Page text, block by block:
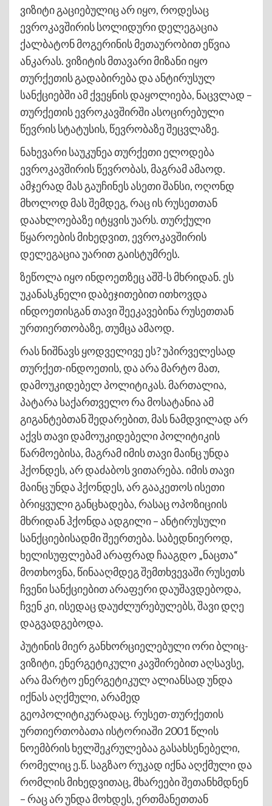
ვიზიტი გაციებულიც არ იყო, როდესაც
ევროკავშირის სოლიდური დელეგაცია
ქალბატონ მოგერინის მეთაურობით ეწვია
ანკარას. ვიზიტის მთავარი მიზანი იყო
თურქეთის გადაბირება და ანტირუსულ
სანქციებში ამ ქვეყნის დაყოლიება, ნაცვლად –
თურქეთის ევროკავშირში ასოცირებული
წევრის სტატუსის, წევრობაზე შეცვლაზე.
ნახევარი საუკუნეა თურქეთი ელოდება
ევროკავშირის წევრობას, მაგრამ ამაოდ.
ამჯერად მას გაუჩინეს ასეთი შანსი, ოღონდ
მხოლოდ მას შემდეგ, რაც ის რუსეთთან
დაახლოებაზე იტყვის უარს. თურქული
წყაროების მიხედვით, ევროკავშირის
დელეგაცია უარით გაისტუმრეს.
ზეწოლა იყო ინდოეთზეც აშშ-ს მხრიდან. ეს
უკანასკნელი დაბეჯითებით ითხოვდა
ინდოეთისგან თავი შეეკავებინა რუსეთთან
ურთიერთობაზე, თუმცა ამაოდ.
რას ნიშნავს ყოდველივე ეს? უპირველესად
თურქეთ-ინდოეთის, და არა მარტო მათ,
დამოუკიდებელ პოლიტიკას. მართალია,
პატარა საქართველო რა მოსატანია ამ
გიგანტებთან შედარებით, მას ნამდვილად არ
აქვს თავი დამოუკიდებელი პოლიტიკის
წარმოებისა, მაგრამ იმის თავი მაინც უნდა
ჰქონდეს, არ დაძაბოს ვითარება. იმის თავი
მაინც უნდა ჰქონდეს, არ გააკეთოს ისეთი
ბრიყვული განცხადება, რასაც ოპოზიციის
მხრიდან ჰქონდა ადგილი – ანტირუსული
სანქციებისადმი შეერთება. საბედნიეროდ,
ხელისუფლებამ არაფრად ჩააგდო „ნაცთა“
მოთხოვნა, წინააღმდეგ შემთხვევაში რუსეთს
ჩვენი სანქციებით არაფერი დაუშავდებოდა,
ჩვენ კი, ისედაც დაუძლურებულებს, შავი დღე
დაგვადგებოდა.
პუტინის მიერ განხორციელებული ორი ბლიც-
ვიზიტი, ენერგეტიკული კავშირებით აღსავსე,
არა მარტო ენერგეტიკულ ალიანსად უნდა
იქნას აღქმული, არამედ
გეოპოლიტიკურადაც. რუსეთ-თურქეთის
ურთიერთობათა ისტორიაში 2001 წლის
ნოემბრის ხელშეკრულებაა გასახსენებელი,
რომელიც ე.წ. საგზაო რუკად იქნა აღქმული და
რომლის მიხედვითაც, მხარეები შეთანხმდნენ
– რაც არ უნდა მოხდეს, ერთმანეთთან